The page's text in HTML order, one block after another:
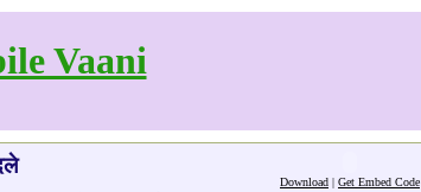
Vaani
Download | Get Embed Code